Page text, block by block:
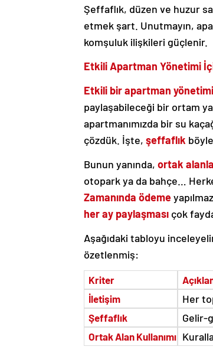
Şeffaflık, düzen ve huzur
etmek şart. Unutmayın,
komşuluk ilişkileri güçlenir.
Etkili Apartman Yönetimi
Etkili bir apartman yönetimi
paylaşabileceği bir ortam
apartmanımızda bir su
çözdük. İşte, şeffaflık
Bunun yanında, ortak
otopark ya da bahçe…
Zamanında ödeme
her ay paylaşması çok
Aşağıdaki tabloyu
özetlenmiş:
Kriter
İletişim
Her
Şeffaflık Gelir-
Ortak Alan Kullanımı